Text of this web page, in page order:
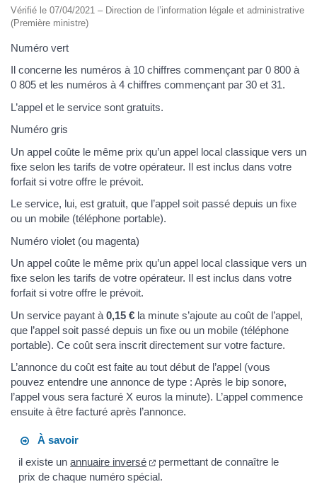
Vérifié le 07/04/2021 – Direction de l’information légale et administrative
(Première ministre)
Numéro vert
Il concerne les numéros à 10 chiffres commençant par 0 800 à
0 805 et les numéros à 4 chiffres commençant par 30 et 31.
L’appel et le service sont gratuits.
Numéro gris
Un appel coûte le même prix qu’un appel local classique vers un
fixe selon les tarifs de votre opérateur. Il est inclus dans votre
forfait si votre offre le prévoit.
Le service, lui, est gratuit, que l’appel soit passé depuis un fixe
ou un mobile (téléphone portable).
Numéro violet (ou magenta)
Un appel coûte le même prix qu’un appel local classique vers un
fixe selon les tarifs de votre opérateur. Il est inclus dans votre
forfait si votre offre le prévoit.
Un service payant à 0,15 € la minute s’ajoute au coût de l’appel,
que l’appel soit passé depuis un fixe ou un mobile (téléphone
portable). Ce coût sera inscrit directement sur votre facture.
L’annonce du coût est faite au tout début de l’appel (vous
pouvez entendre une annonce de type : Après le bip sonore,
l’appel vous sera facturé X euros la minute). L’appel commence
ensuite à être facturé après l’annonce.
À savoir
il existe unannuaire inversé
permettant de connaître le
prix de chaque numéro spécial.